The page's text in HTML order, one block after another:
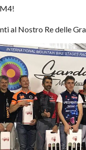
al Nostro Re delle